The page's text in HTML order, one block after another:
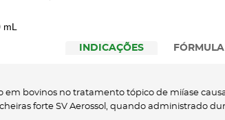
INDICAÇÕES FÓRMULA
em bovinos no tratamento tópico de miíase
forte SV Aerossol, quando administrado